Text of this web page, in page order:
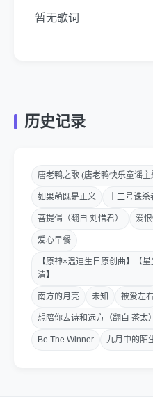
暂无歌词
历史记录
唐老鸭之歌 (唐老鸭快乐童谣主
如果萌既是正义 十二号诛杀
菩提偈（翻自 刘惜君） 爱
爱心早餐
【原神×温迪生日原创曲】【
清】
南方的月亮 未知 被爱左
想陪你去诗和远方（翻自 茶太）
Be The Winner 九月中的陌